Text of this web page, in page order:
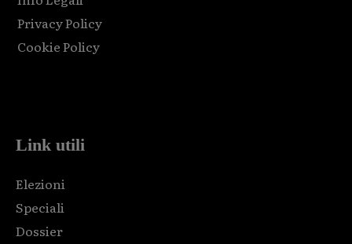
Privacy Policy
Cookie Policy
Link utili
Elezioni
Speciali
Dossier